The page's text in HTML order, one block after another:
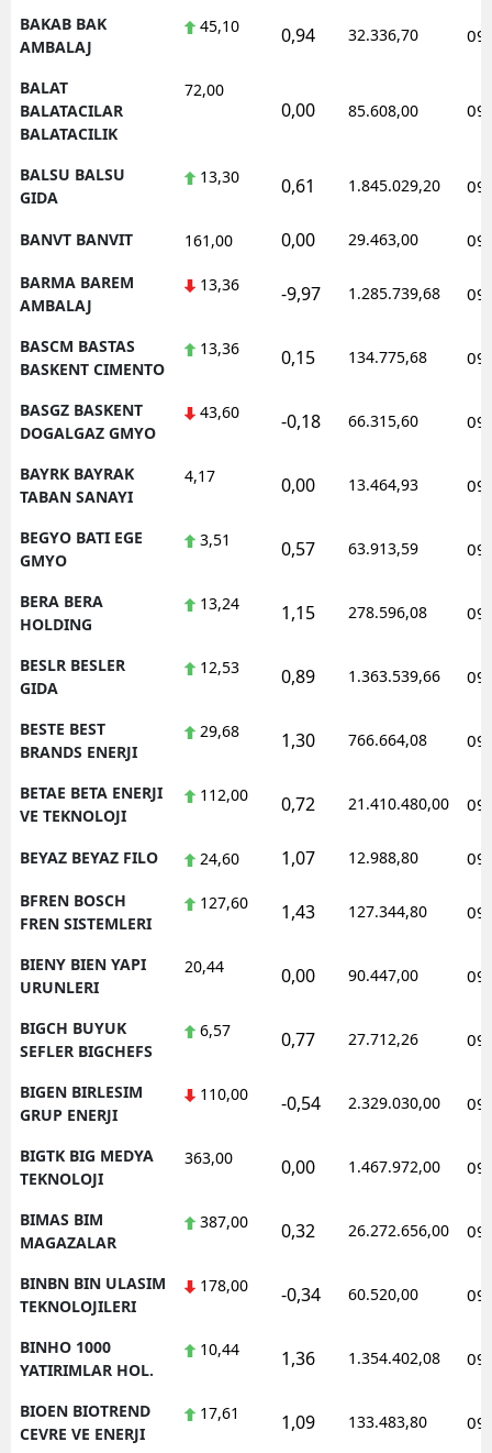
BAKAB BAK
AMBALAJ
45,10 0,94 32.336,70
BALAT
BALATACILAR
BALATACILIK
72,00
0,00 85.608,00
BALSU BALSU
GIDA
13,30 0,61 1.845.029,20
BANVT BANVIT 161,00 0,00 29.463,00
BARMA BAREM
AMBALAJ
13,36 -9,97 1.285.739,68
BASCM BASTAS
BASKENT CIMENTO
13,36 0,15 134.775,68
BASGZ BASKENT
DOGALGAZ GMYO
43,60 -0,18 66.315,60
BAYRK BAYRAK
TABAN SANAYI
4,17 0,00 13.464,93
BEGYO BATI EGE
GMYO
3,51 0,57 63.913,59
BERA BERA
HOLDING
13,24 1,15 278.596,08
BESLR BESLER
GIDA
12,53 0,89 1.363.539,66
BESTE BEST
BRANDS ENERJI
29,68 1,30 766.664,08
BETAE BETA ENERJI
VE TEKNOLOJI
112,00 0,72 21.410.480,00
BEYAZ BEYAZ FILO 24,60 1,07 12.988,80
BFREN BOSCH
FREN SISTEMLERI
127,60 1,43 127.344,80
BIENY BIEN YAPI
URUNLERI
20,44 0,00 90.447,00
BIGCH BUYUK
SEFLER BIGCHEFS
6,57 0,77 27.712,26
BIGEN BIRLESIM
GRUP ENERJI
110,00 -0,54 2.329.030,00
BIGTK BIG MEDYA
TEKNOLOJI
363,00 0,00 1.467.972,00
BIMAS BIM
MAGAZALAR
387,00 0,32 26.272.656,00
BINBN BIN ULASIM
TEKNOLOJILERI
178,00 -0,34 60.520,00
BINHO 1000
YATIRIMLAR HOL.
10,44 1,36 1.354.402,08
BIOEN BIOTREND
CEVRE VE ENERJI
17,61 1,09 133.483,80